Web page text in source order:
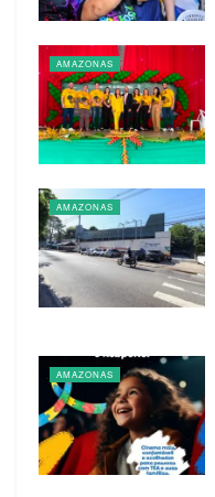
AMAZONAS
AMAZONAS
AMAZONAS